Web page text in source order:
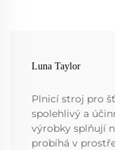
Luna Taylor
Plnicí stroj pro
spolehlivý a
výrobky splňují
probíhá v